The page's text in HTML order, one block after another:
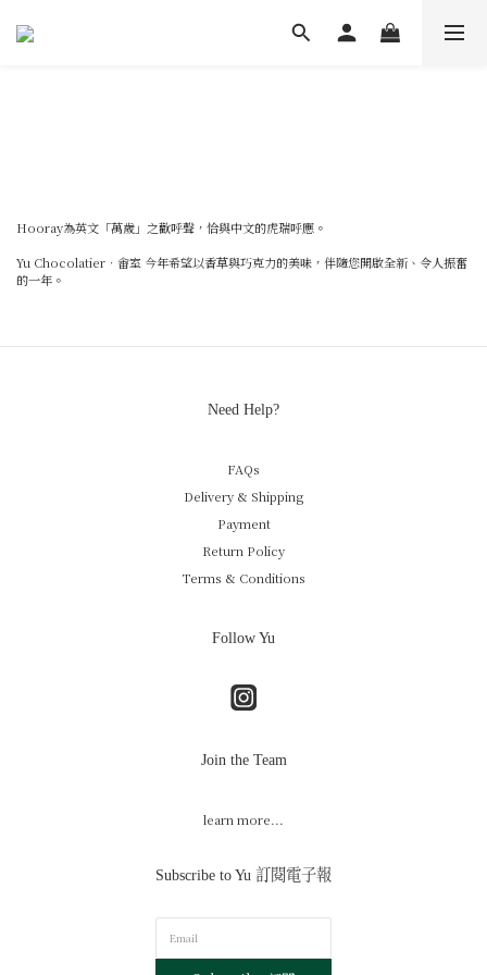
Hooray為英文「萬歲」之歡呼聲，恰與中文的虎瑞呼應。
Yu Chocolatier‧畬室 今年希望以香草與巧克力的美味，伴隨您開啟全新、令人振奮
的一年。
Need Help?
FAQs
Delivery & Shipping
Payment
Return Policy
Terms & Conditions
Follow Yu
Join the Team
learn more...
Subscribe to Yu 訂閱電子報